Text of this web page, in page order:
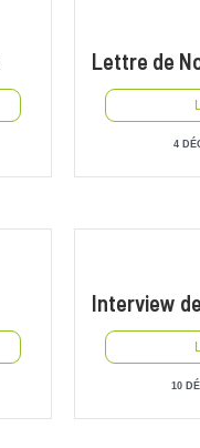
Lettre de
4
Interview
10